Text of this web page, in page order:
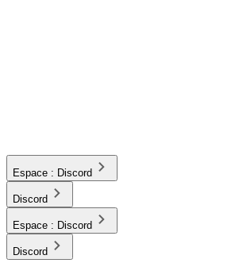
Espace : Discord
Discord
Espace : Discord
Discord